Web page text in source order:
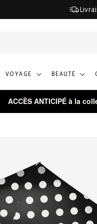
VOYAGE BEAUTÉ
ACCÈS ANTICIPÉ à la